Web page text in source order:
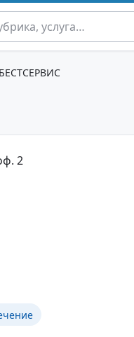
БЕСТСЕРВИС
2